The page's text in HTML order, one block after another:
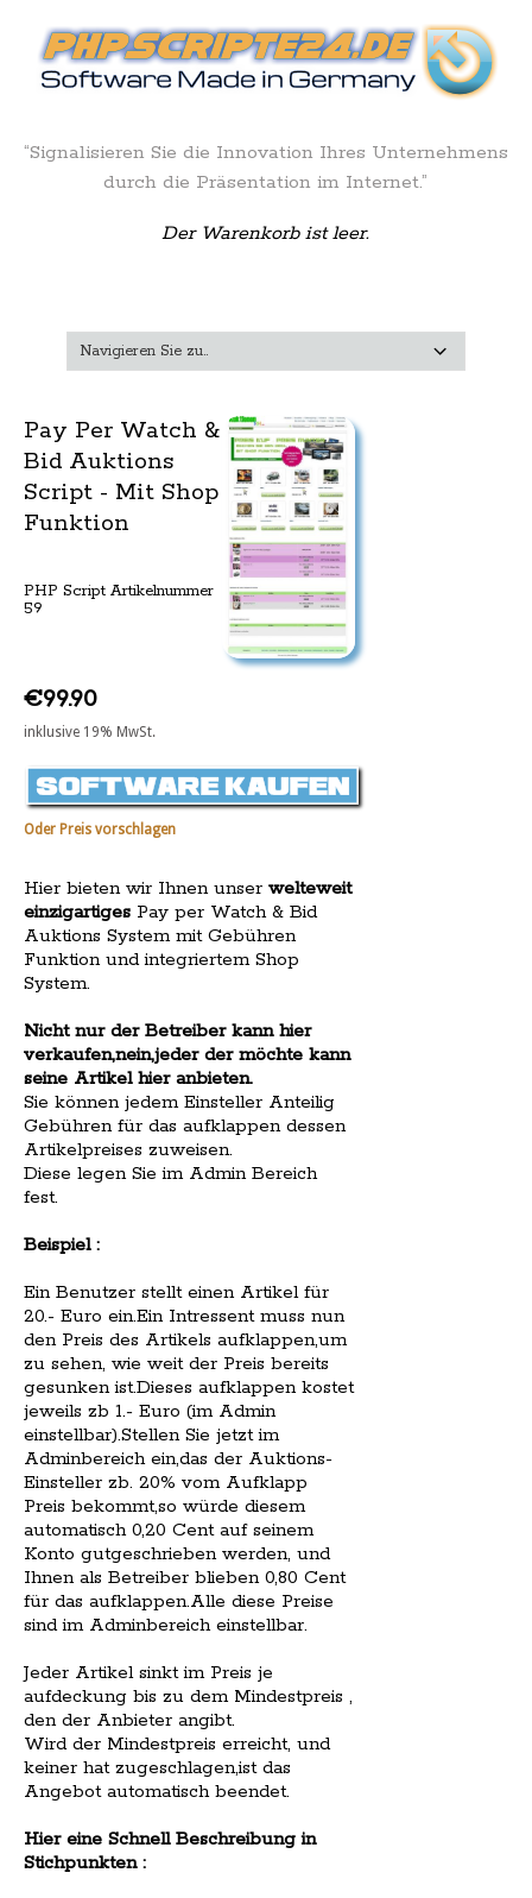
“Signalisieren Sie die Innovation Ihres Unternehmens
durch die Präsentation im Internet.”
Der Warenkorb ist leer.
Pay Per Watch &
Bid Auktions
Script - Mit Shop
Funktion
PHP Script Artikelnummer
59
€99.90
inklusive 19% MwSt.
Oder Preis vorschlagen
Hier bieten wir Ihnen unser welteweit
einzigartiges Pay per Watch & Bid
Auktions System mit Gebühren
Funktion und integriertem Shop
System.
Nicht nur der Betreiber kann hier
verkaufen,nein,jeder der möchte kann
seine Artikel hier anbieten.
Sie können jedem Einsteller Anteilig
Gebühren für das aufklappen dessen
Artikelpreises zuweisen.
Diese legen Sie im Admin Bereich
fest.
Beispiel :
Ein Benutzer stellt einen Artikel für
20.- Euro ein.Ein Intressent muss nun
den Preis des Artikels aufklappen,um
zu sehen, wie weit der Preis bereits
gesunken ist.Dieses aufklappen kostet
jeweils zb 1.- Euro (im Admin
einstellbar).Stellen Sie jetzt im
Adminbereich ein,das der Auktions-
Einsteller zb. 20% vom Aufklapp
Preis bekommt,so würde diesem
automatisch 0,20 Cent auf seinem
Konto gutgeschrieben werden, und
Ihnen als Betreiber blieben 0,80 Cent
für das aufklappen.Alle diese Preise
sind im Adminbereich einstellbar.
Jeder Artikel sinkt im Preis je
aufdeckung bis zu dem Mindestpreis ,
den der Anbieter angibt.
Wird der Mindestpreis erreicht, und
keiner hat zugeschlagen,ist das
Angebot automatisch beendet.
Hier eine Schnell Beschreibung in
Stichpunkten :